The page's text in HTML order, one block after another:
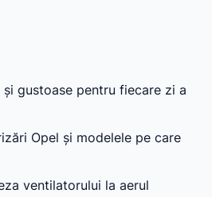
gustoase pentru fiecare zi a
Opel și modelele pe care
ventilatorului la aerul